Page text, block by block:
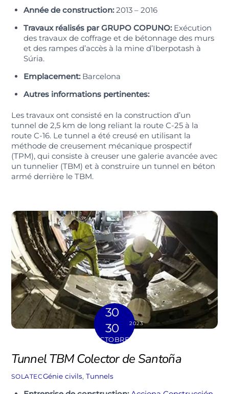
Année de construction:2013 – 2016
Travaux réalisés par GRUPO COPUNO:Exécution
des travaux de coffrage et de bétonnage des murs
et des rampes d’accès à la mine d’Iberpotash à
Súria.
Emplacement:Barcelona
Autres informations pertinentes:
Les travaux ont consisté en la construction d’un
tunnel de 2,5 km de long reliant la route C-25 à la
route C-16. Le tunnel a été creusé en utilisant la
méthode de creusement mécanique prospectif
(TPM), qui consiste à creuser une galerie avancée avec
un tunnelier (TBM) et à construire un tunnel en béton
armé derrière le TBM.
30
30
OCTOBRE
2023
Tunnel TBM Colector de Santoña
SOLATECGénie civils, Tunnels